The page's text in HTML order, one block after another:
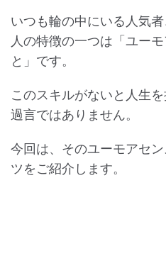
いつも輪の中にいる人気
人の特徴の一つは「ユー
と」です。
このスキルがないと人生
過言ではありません。
今回は、そのユーモアセ
ツをご紹介します。